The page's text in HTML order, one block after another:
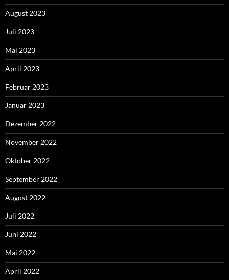
August 2023
Juli 2023
Mai 2023
April 2023
Februar 2023
Januar 2023
Dezember 2022
November 2022
Oktober 2022
September 2022
August 2022
Juli 2022
Juni 2022
Mai 2022
April 2022